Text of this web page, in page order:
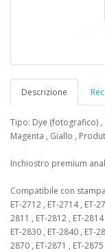
Descrizione
Tipo: Dye (fotografico) ,
Magenta , Giallo ,
Inchiostro premium
Compatibile con
ET-2712 , ET-2714 , ET-
2811 , ET-2812 , ET-
ET-2830 , ET-2840 , ET-
2870 , ET-2871 , ET-